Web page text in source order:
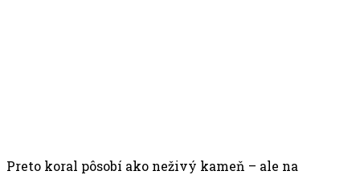
Preto koral pôsobí ako neživý kameň – ale na